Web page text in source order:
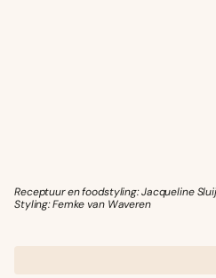
Receptuur en foodstyling: Jacqueline
Styling: Femke van Waveren